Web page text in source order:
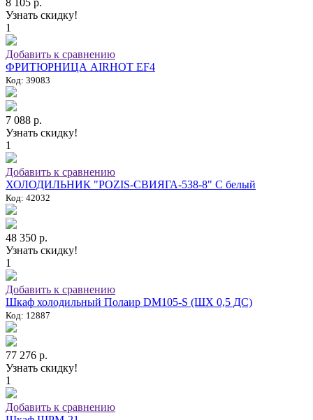
8 105 р.
Узнать скидку!
1
Добавить к сравнению
ФРИТЮРНИЦА AIRHOT EF4
Код: 39083
7 088 р.
Узнать скидку!
1
Добавить к сравнению
ХОЛОДИЛЬНИК "POZIS-СВИЯГА-538-8" C белый
Код: 42032
48 350 р.
Узнать скидку!
1
Добавить к сравнению
Шкаф холодильный Полаир DM105-S (ШХ 0,5 ДС)
Код: 12887
77 276 р.
Узнать скидку!
1
Добавить к сравнению